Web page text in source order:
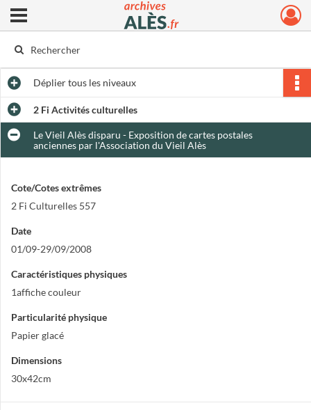
Archives municipales d'Alès
Ouvrir le menu déroulant
Dépliertous les niveaux
2 Fi Activités culturelles
Le Vieil Alès disparu - Exposition de cartes postales
anciennes par l'Association du Vieil Alès
Cote/Cotes extrêmes
2 Fi Culturelles 557
Date
01/09-29/09/2008
Caractéristiques physiques
1affiche couleur
Particularité physique
Papier glacé
Dimensions
30x42cm